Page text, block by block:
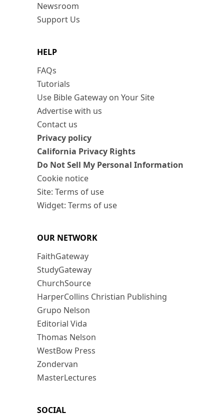
Newsroom
Support Us
HELP
FAQs
Tutorials
Use Bible Gateway on Your Site
Advertise with us
Contact us
Privacy policy
California Privacy Rights
Do Not Sell My Personal Information
Cookie notice
Site: Terms of use
Widget: Terms of use
OUR NETWORK
FaithGateway
StudyGateway
ChurchSource
HarperCollins Christian Publishing
Grupo Nelson
Editorial Vida
Thomas Nelson
WestBow Press
Zondervan
MasterLectures
SOCIAL